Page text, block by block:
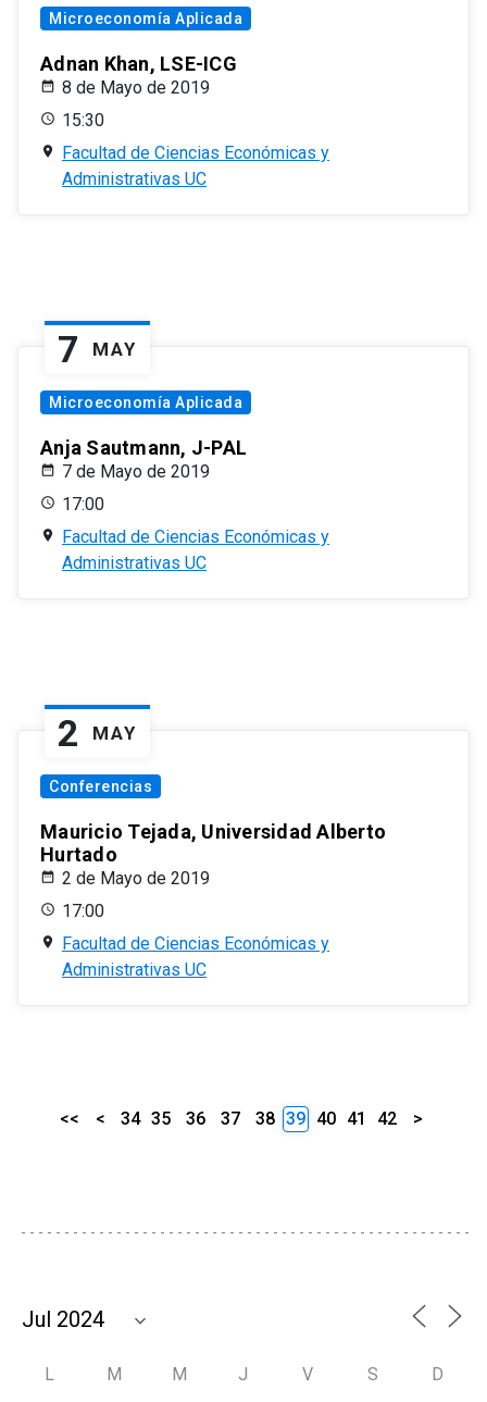
Microeconomía Aplicada
Adnan Khan, LSE-ICG
8 de Mayo de 2019
15:30
Facultad de Ciencias Económicas y
Administrativas UC
7 MAY
Microeconomía Aplicada
Anja Sautmann, J-PAL
7 de Mayo de 2019
17:00
Facultad de Ciencias Económicas y
Administrativas UC
2 MAY
Conferencias
Mauricio Tejada, Universidad Alberto
Hurtado
2 de Mayo de 2019
17:00
Facultad de Ciencias Económicas y
Administrativas UC
<< < 34 35 36 37 38 39 40 41 42 >
L M M J V S D